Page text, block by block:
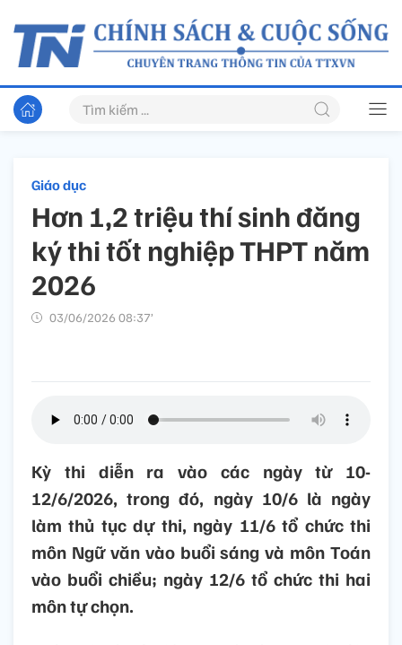
Giáo dục
Hơn 1,2 triệu thí sinh đăng
ký thi tốt nghiệp THPT năm
2026
03/06/2026 08:37’
Kỳ thi diễn ra vào các ngày từ 10-
12/6/2026, trong đó, ngày 10/6 là ngày
làm thủ tục dự thi, ngày 11/6 tổ chức thi
môn Ngữ văn vào buổi sáng và môn Toán
vào buổi chiều; ngày 12/6 tổ chức thi hai
môn tự chọn.